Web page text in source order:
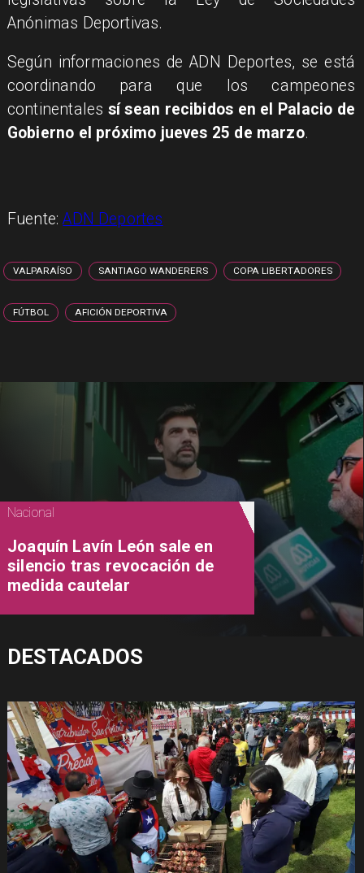
Anónimas Deportivas.
Según informaciones de ADN Deportes, se está
coordinando para que los campeones
continentales sí sean recibidos en el Palacio de
Gobierno el próximo jueves 25 de marzo.
Fuente:ADN Deportes
VALPARAÍSO SANTIAGO WANDERERS COPA LIBERTADORES
FÚTBOL AFICIÓN DEPORTIVA
Nacional
Joaquín Lavín León sale en
silencio tras revocación de
medida cautelar
DESTACADOS